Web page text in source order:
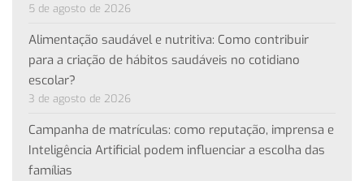
5 de agosto de 2026
Alimentação saudável e nutritiva: Como contribuir
para a criação de hábitos saudáveis no cotidiano
escolar?
3 de agosto de 2026
Campanha de matrículas: como reputação, imprensa e
Inteligência Artificial podem influenciar a escolha das
famílias